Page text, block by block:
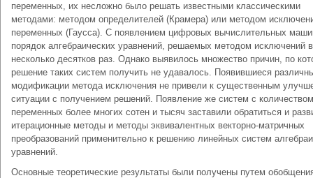
переменных, их несложно было решать известными классическими
методами: методом определителей (Крамера) или методом
переменных (Гаусса). С появлением цифровых вычислительных
порядок алгебраических уравнений, решаемых методом исключений
несколько десятков раз. Однако выявилось множество причин, по
решение таких систем получить не удавалось. Появившиеся
модификации метода исключения не привели к существенным
ситуации с получением решений. Появление же систем с количеством
переменных более многих сотен и тысяч заставили обратиться и
итерационные методы и методы эквивалентных векторно-матричных
преобразований применительно к решению линейных систем
уравнений.
Основные теоретические результаты были получены путем